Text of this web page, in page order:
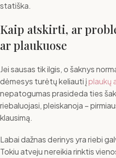
statiška.
Kaip atskirti, ar
ar plaukuose
Jei sausas tik ilgis, o šaknys
dėmesys turėtų keliauti įplaukų
nepatogumas prasideda ties
riebaluojasi, pleiskanoja –
klausimą.
Labai dažnas derinys yra riebi
Tokiu atveju nereikia rinktis